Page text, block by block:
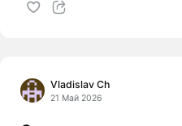
Vladislav Ch
21 Май 2026